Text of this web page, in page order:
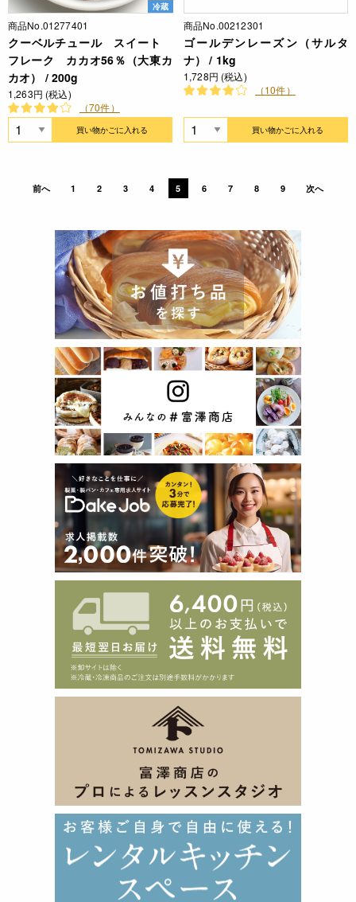
冷蔵
商品No.01277401
クーベルチュール スイート
フレーク カカオ56％（大東カ
カオ） / 200g
1,263円 (税込)
（70件）
買い物かごに入れる
商品No.00212301
ゴールデンレーズン（サルタ
ナ） / 1kg
1,728円 (税込)
（10件）
買い物かごに入れる
前へ 1 2 3 4 5 6 7 8 9 次へ